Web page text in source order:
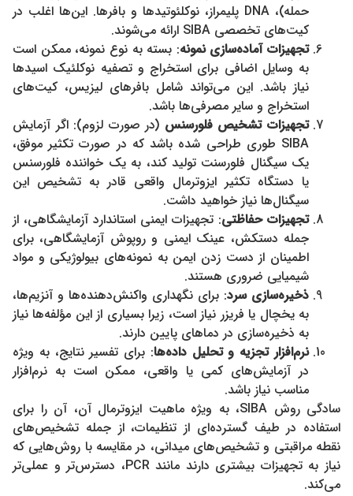
حمله)، DNA پلیمراز، نوکلئوتیدها و بافرها. این‌ها اغلب در
کیت‌های تخصصی SIBA ارائه می‌شوند.
تجهیزات آماده‌سازی نمونه: بسته به نوع نمونه، ممکن است
به وسایل اضافی برای استخراج و تصفیه نوکلئیک اسیدها
نیاز باشد. این می‌تواند شامل بافرهای لیزیس، کیت‌های
استخراج و سایر مصرفی‌ها باشد.
تجهیزات تشخیص فلورسنس (در صورت لزوم): اگر آزمایش
SIBA طوری طراحی شده باشد که در صورت تکثیر موفق،
یک سیگنال فلورسنت تولید کند، به یک خواننده فلورسنس
یا دستگاه تکثیر ایزوترمال واقعی قادر به تشخیص این
سیگنال‌ها نیاز خواهید داشت.
تجهیزات حفاظتی: تجهیزات ایمنی استاندارد آزمایشگاهی، از
جمله دستکش، عینک ایمنی و روپوش آزمایشگاهی، برای
اطمینان از دست زدن ایمن به نمونه‌های بیولوژیکی و مواد
شیمیایی ضروری هستند.
ذخیره‌سازی سرد: برای نگهداری واکنش‌دهنده‌ها و آنزیم‌ها،
به یخچال یا فریزر نیاز است، زیرا بسیاری از این مؤلفه‌ها نیاز
به ذخیره‌سازی در دماهای پایین دارند.
نرم‌افزار تجزیه و تحلیل داده‌ها: برای تفسیر نتایج، به ویژه
در آزمایش‌های کمی یا واقعی، ممکن است به نرم‌افزار
مناسب نیاز باشد.
سادگی روش SIBA، به ویژه ماهیت ایزوترمال آن، آن را برای
استفاده در طیف گسترده‌ای از تنظیمات، از جمله تشخیص‌های
نقطه مراقبتی و تشخیص‌های میدانی، در مقایسه با روش‌هایی که
نیاز به تجهیزات بیشتری دارند مانند PCR، دسترس‌تر و عملی‌تر
می‌کند.